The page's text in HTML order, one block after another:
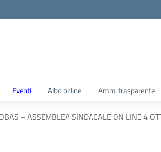
Eventi Albo online Amm. trasparente
– ASSEMBLEA SINDACALE ON LINE 4